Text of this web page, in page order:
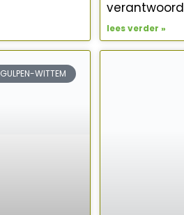
verantwoord
lees verder »
GULPEN-WITTEM